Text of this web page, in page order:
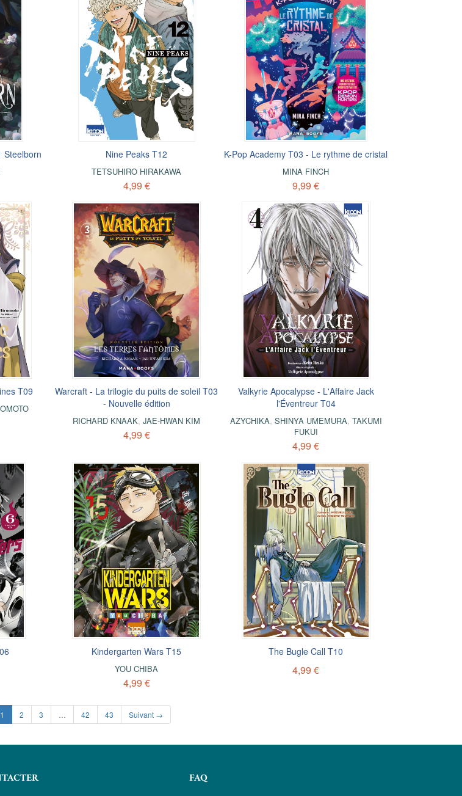
Steelborn Nine Peaks T12
TETSUHIRO HIRAKAWA
4,99 €
K-Pop Academy T03 - Le rythme de cristal
MINA FINCH
9,99 €
T09
Warcraft - La trilogie du puits de soleil T03
- Nouvelle édition
RICHARD KNAAK,JAE-HWAN KIM
4,99 €
Valkyrie Apocalypse - L'Affaire Jack
l'Éventreur T04
AZYCHIKA, SHINYA UMEMURA, TAKUMI
FUKUI
4,99 €
Kindergarten Wars T15
YOU CHIBA
4,99 €
The Bugle Call T10
4,99 €
1 (current)
2 3 42 43 Suivant →
FAQ